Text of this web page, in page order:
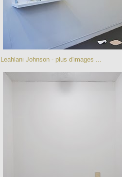
Leahlani Johnson - plus d'images ...